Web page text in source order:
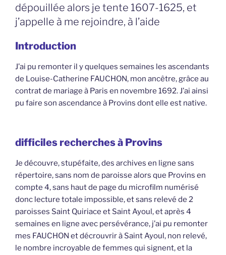
dépouillée alors je tente 1607-1625, et
j’appelle à me rejoindre, à l’aide
Introduction
J’ai pu remonter il y quelques semaines les ascendants
de Louise-Catherine FAUCHON, mon ancêtre, grâce au
contrat de mariage à Paris en novembre 1692. J’ai ainsi
pu faire son ascendance à Provins dont elle est native.
difficiles recherches à Provins
Je découvre, stupéfaite, des archives en ligne sans
répertoire, sans nom de paroisse alors que Provins en
compte 4, sans haut de page du microfilm numérisé
donc lecture totale impossible, et sans relevé de 2
paroisses Saint Quiriace et Saint Ayoul, et après 4
semaines en ligne avec persévérance, j’ai pu remonter
mes FAUCHON et décrouvrir à Saint Ayoul, non relevé,
le nombre incroyable de femmes qui signent, et la